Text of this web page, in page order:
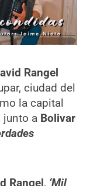
Rangel
ciudad del
la capital
junto a Bolivar
Rangel, ‘Mil